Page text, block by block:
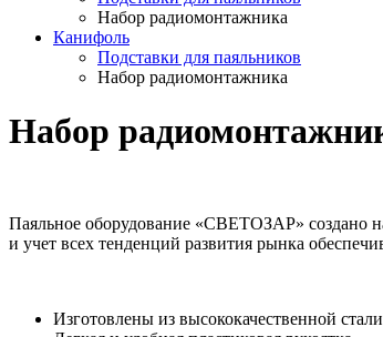
Набор радиомонтажника
Канифоль
Подставки для паяльников
Набор радиомонтажника
Набор
Паяльное оборудование «СВЕТОЗАР» создано
и учет всех тенденций развития рынка
Изготовлены из высококачественной стали